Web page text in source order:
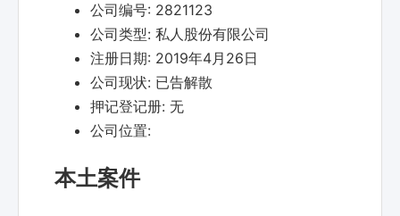
公司编号: 2821123
公司类型: 私人股份有限公司
注册日期: 2019年4月26日
公司现状: 已告解散
押记登记册: 无
公司位置:
本土案件